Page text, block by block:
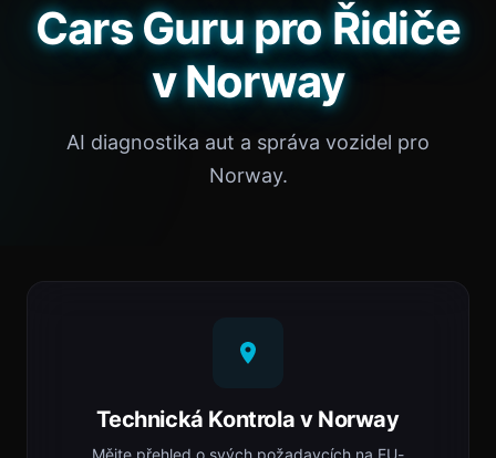
Cars Guru pro Řidiče
v Norway
AI diagnostika aut a správa vozidel pro
Norway.
Technická Kontrola v Norway
Mějte přehled o svých požadavcích na EU-